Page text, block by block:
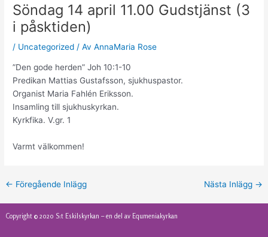
Söndag 14 april 11.00 Gudstjänst (3
i påsktiden)
/ Uncategorized / Av AnnaMaria Rose
”Den gode herden” Joh 10:1-10
Predikan Mattias Gustafsson, sjukhuspastor.
Organist Maria Fahlén Eriksson.
Insamling till sjukhuskyrkan.
Kyrkfika. V.gr. 1
Varmt välkommen!
← Föregående Inlägg Nästa Inlägg →
Copyright © 2020 S:t Eskilskyrkan – en del av Equmeniakyrkan